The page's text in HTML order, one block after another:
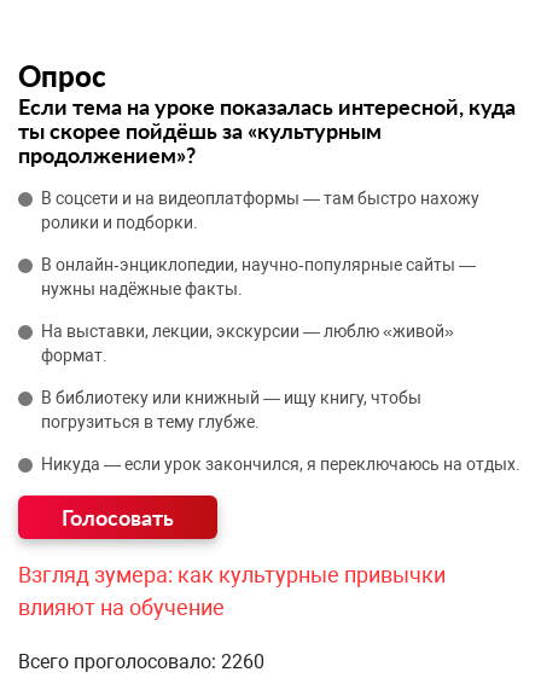
Опрос
Если тема на уроке показалась интересной, куда
ты скорее пойдёшь за «культурным
продолжением»?
В соцсети и на видеоплатформы — там быстро нахожу
ролики и подборки.
В онлайн‑энциклопедии, научно‑популярные сайты —
нужны надёжные факты.
На выставки, лекции, экскурсии — люблю «живой»
формат.
В библиотеку или книжный — ищу книгу, чтобы
погрузиться в тему глубже.
Никуда — если урок закончился, я переключаюсь на отдых.
Взгляд зумера: как культурные привычки
влияют на обучение
Всего проголосовало: 2260